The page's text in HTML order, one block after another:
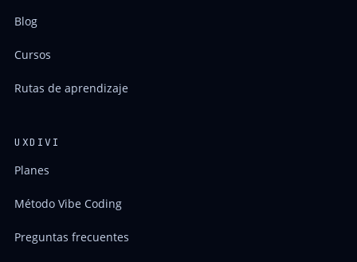
Blog
Cursos
Rutas de aprendizaje
UXDIVI
Planes
Método Vibe Coding
Preguntas frecuentes